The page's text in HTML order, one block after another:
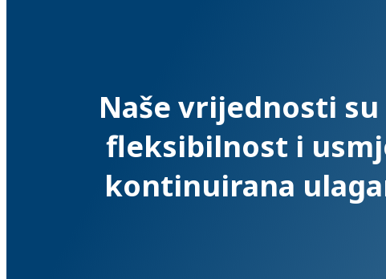
Naše vrijednosti
fleksibilnost i
kontinuirana